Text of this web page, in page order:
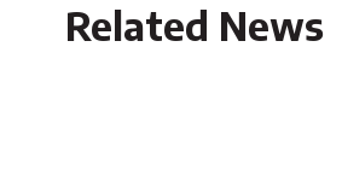
Related News